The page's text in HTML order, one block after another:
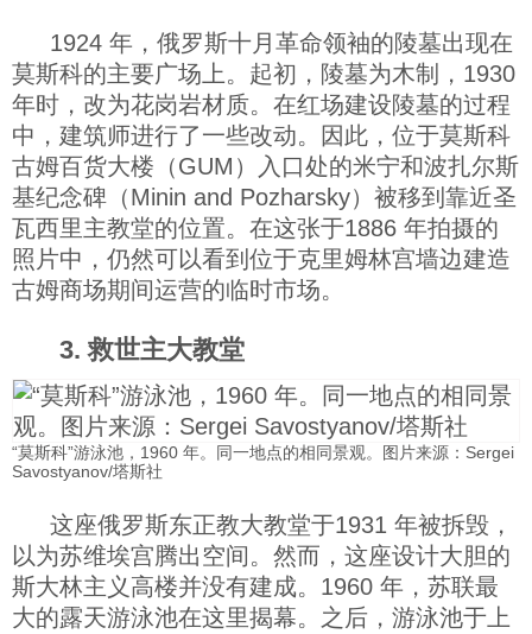
1924 年，俄罗斯十月革命领袖的陵墓出现在
莫斯科的主要广场上。起初，陵墓为木制，1930
年时，改为花岗岩材质。在红场建设陵墓的过程
中，建筑师进行了一些改动。因此，位于莫斯科
古姆百货大楼（GUM）入口处的米宁和波扎尔斯
基纪念碑（Minin and Pozharsky）被移到靠近圣
瓦西里主教堂的位置。在这张于1886 年拍摄的
照片中，仍然可以看到位于克里姆林宫墙边建造
古姆商场期间运营的临时市场。
3. 救世主大教堂
“莫斯科”游泳池，1960 年。同一地点的相同景观。图片来源：Sergei
Savostyanov/塔斯社
这座俄罗斯东正教大教堂于1931 年被拆毁，
以为苏维埃宫腾出空间。然而，这座设计大胆的
斯大林主义高楼并没有建成。1960 年，苏联最
大的露天游泳池在这里揭幕。之后，游泳池于上